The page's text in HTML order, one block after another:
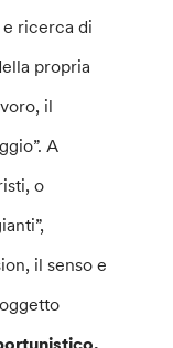
ricerca di
propria
il
A
o
il senso e